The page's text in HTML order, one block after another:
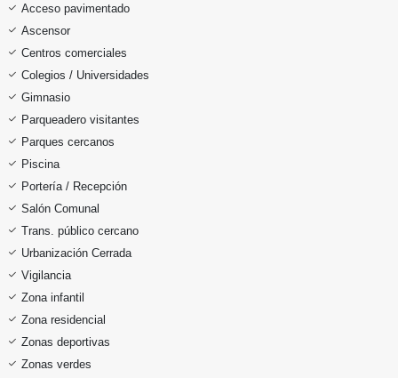
Acceso pavimentado
Ascensor
Centros comerciales
Colegios / Universidades
Gimnasio
Parqueadero visitantes
Parques cercanos
Piscina
Portería / Recepción
Salón Comunal
Trans. público cercano
Urbanización Cerrada
Vigilancia
Zona infantil
Zona residencial
Zonas deportivas
Zonas verdes